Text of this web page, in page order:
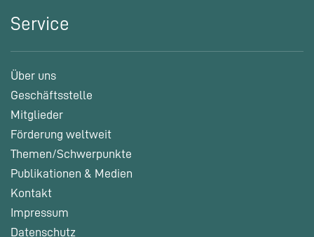
Service
Über uns
Geschäftsstelle
Mitglieder
Förderung weltweit
Themen/Schwerpunkte
Publikationen & Medien
Kontakt
Impressum
Datenschutz